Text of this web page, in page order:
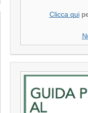
Clicca qui